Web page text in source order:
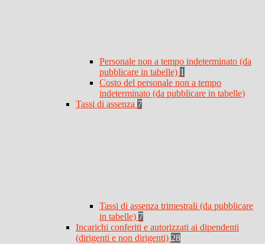
Personale non a tempo indeterminato (da
pubblicare in tabelle) 1
Costo del personale non a tempo
indeterminato (da pubblicare in tabelle)
Tassi di assenza 7
Tassi di assenza trimestrali (da pubblicare
in tabelle) 7
Incarichi conferiti e autorizzati ai dipendenti
(dirigenti e non dirigenti) 28